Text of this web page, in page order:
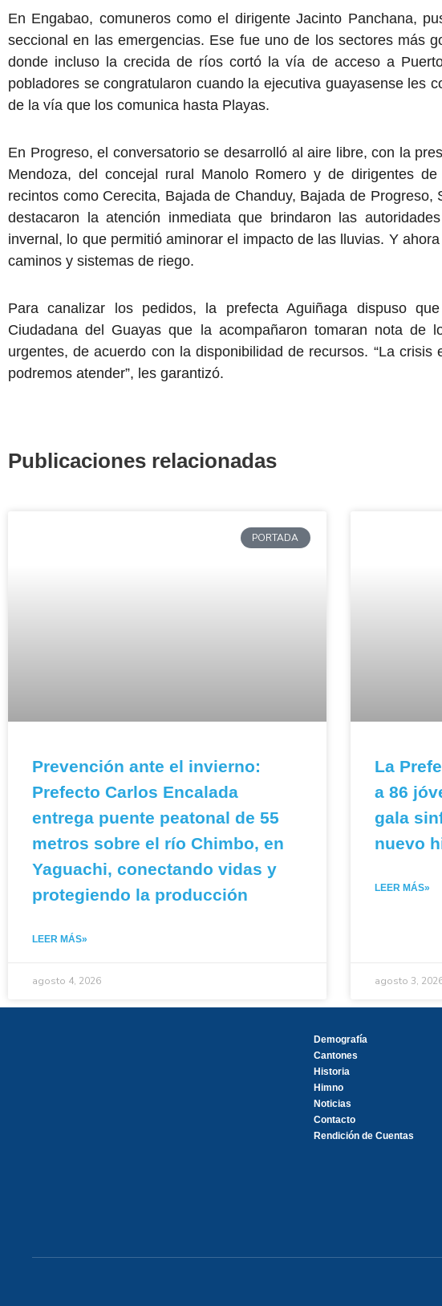
En Engabao, comuneros como el dirigente Jacinto Panchana,
seccional en las emergencias. Ese fue uno de los sectores más
donde incluso la crecida de ríos cortó la vía de acceso a
pobladores se congratularon cuando la ejecutiva guayasense les
de la vía que los comunica hasta Playas.
En Progreso, el conversatorio se desarrolló al aire libre, con la
Mendoza, del concejal rural Manolo Romero y de dirigentes
recintos como Cerecita, Bajada de Chanduy, Bajada de
destacaron la atención inmediata que brindaron las
invernal, lo que permitió aminorar el impacto de las lluvias. Y
caminos y sistemas de riego.
Para canalizar los pedidos, la prefecta Aguiñaga dispuso
Ciudadana del Guayas que la acompañaron tomaran nota de
urgentes, de acuerdo con la disponibilidad de recursos. “La
podremos atender”, les garantizó.
Publicaciones relacionadas
PORTADA
Prevención ante el invierno:
Prefecto Carlos Encalada
entrega puente peatonal de 55
metros sobre el río Chimbo, en
Yaguachi, conectando vidas y
protegiendo la producción
LEER MÁS»
agosto 4, 2026
La
a 86
gala
nuevo
LEER MÁS»
agosto 3,
Demografía
Cantones
Historia
Himno
Noticias
Contacto
Rendición de Cuentas